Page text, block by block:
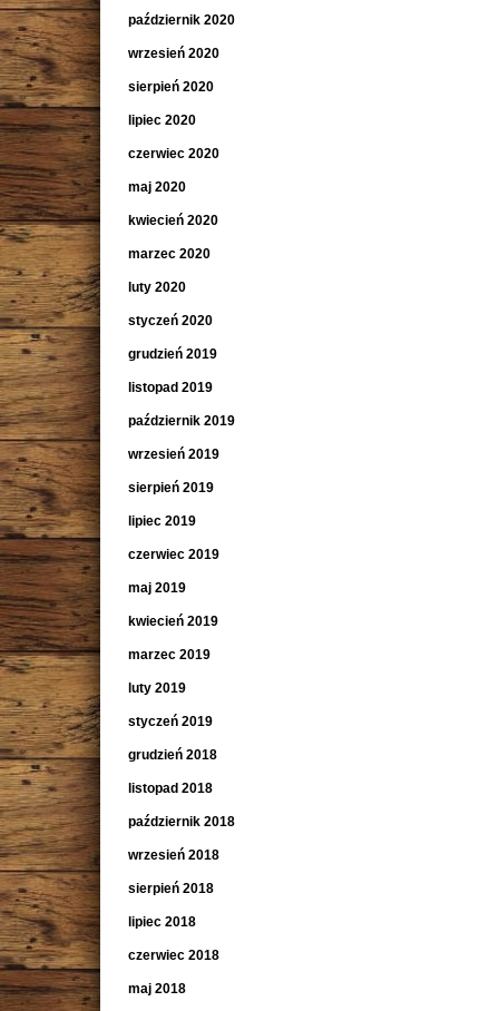
październik 2020
wrzesień 2020
sierpień 2020
lipiec 2020
czerwiec 2020
maj 2020
kwiecień 2020
marzec 2020
luty 2020
styczeń 2020
grudzień 2019
listopad 2019
październik 2019
wrzesień 2019
sierpień 2019
lipiec 2019
czerwiec 2019
maj 2019
kwiecień 2019
marzec 2019
luty 2019
styczeń 2019
grudzień 2018
listopad 2018
październik 2018
wrzesień 2018
sierpień 2018
lipiec 2018
czerwiec 2018
maj 2018